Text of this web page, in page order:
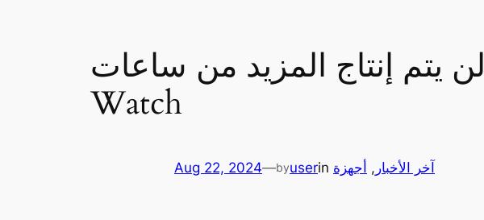
لن يتم إنتاج المزيد من ساعات Fitbit الذكية، وسيحل محلها Pixel
Watch
Aug 22, 2024—byuserin آخر الأخبار , أجهزة